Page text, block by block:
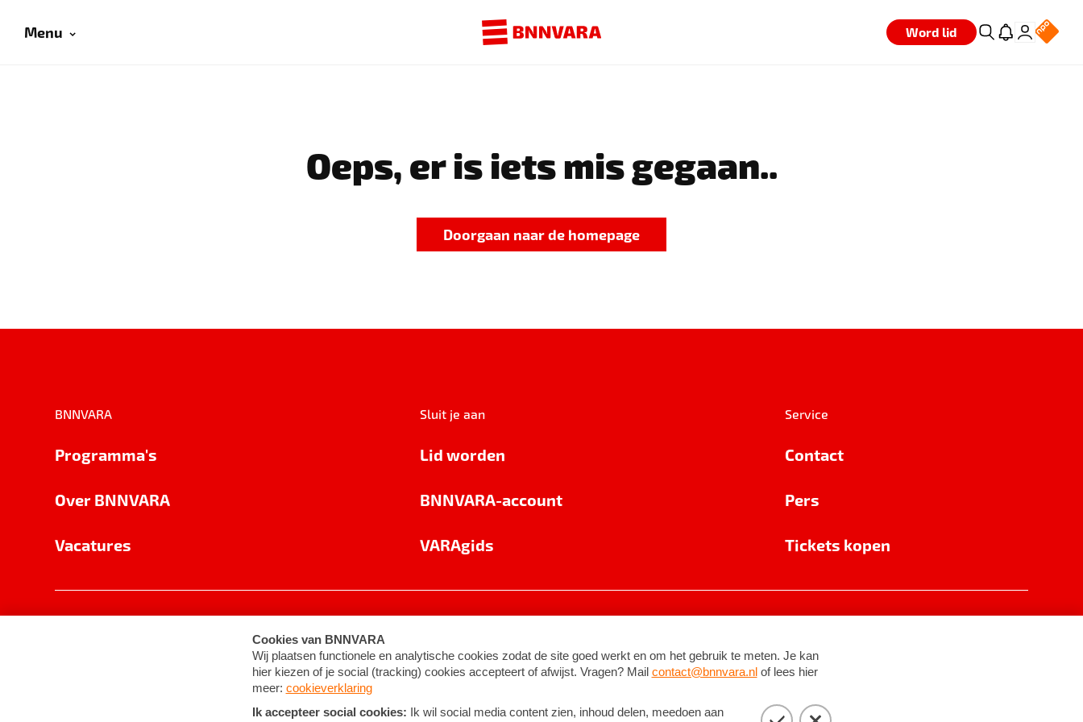
Menu Word lid
Oeps, er is iets mis gegaan..
Doorgaan naar de homepage
BNNVARA
Programma's
Over BNNVARA
Vacatures
Sluit je aan
Lid worden
BNNVARA-account
VARAgids
Service
Contact
Pers
Tickets kopen
Cookie-instellingen Algemene voorwaarden ©2026BNNVARA